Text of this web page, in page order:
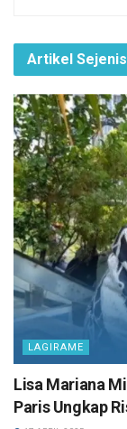
Artikel Sejenis
LAGIRAME
Lisa Mariana
Paris Ungkap